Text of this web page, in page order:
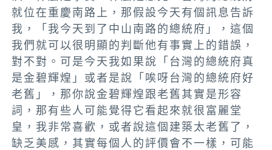
就位在重慶南路上，那假設今天有個訊息告訴
我，「我今天到了中山南路的總統府」，這個
我們就可以很明顯的判斷他有事實上的錯誤，
對不對。可是今天我如果說「台灣的總統府真
是金碧輝煌」或者是說「唉呀台灣的總統府好
老舊」，那你說金碧輝煌跟老舊其實是形容
詞，那有些人可能覺得它看起來就很富麗堂
皇，我非常喜歡，或者說這個建築太老舊了，
缺乏美感，其實每個人的評價會不一樣，可能